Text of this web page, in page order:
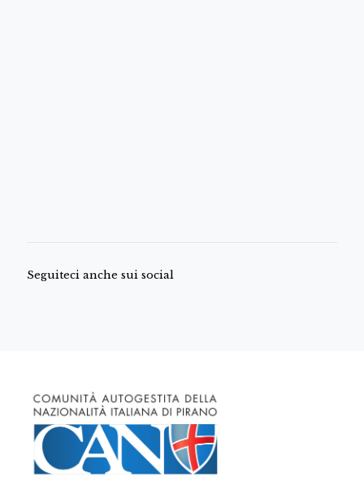
Seguiteci anche sui social